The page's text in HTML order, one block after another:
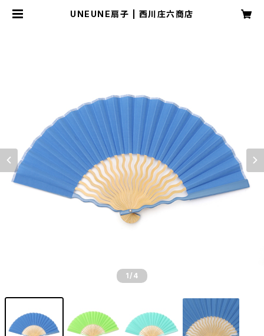
UNEUNE扇子 | 西川庄六商店
1 /4